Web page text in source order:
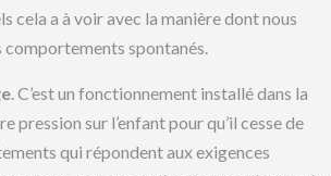
cela a à voir avec la manière dont nous
comportements spontanés.
. C’est un fonctionnement installé dans la
pression sur l’enfant pour qu’il cesse de
qui répondent aux exigences